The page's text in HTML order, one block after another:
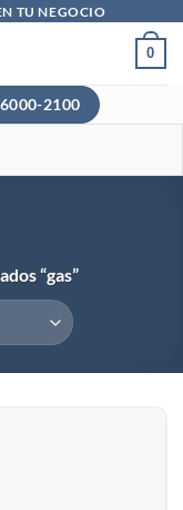
TU NEGOCIO
0
2100
“gas”